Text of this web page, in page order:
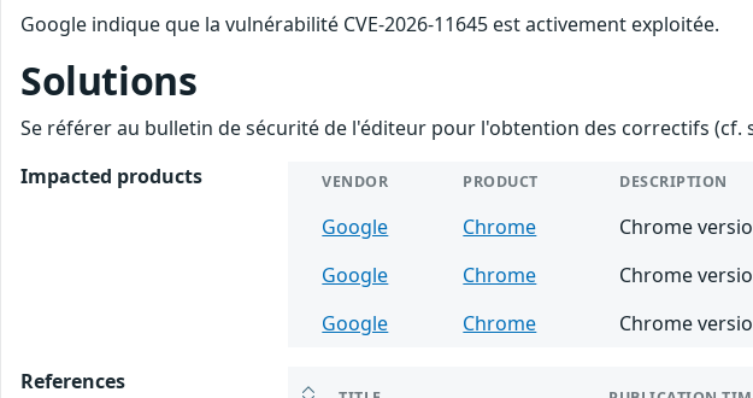
Google indique que la vulnérabilité CVE-2026-11645 est activement exploitée.
Solutions
Se référer au bulletin de sécurité de l'éditeur pour l'obtention des correctifs (cf.
Impacted products
VENDOR PRODUCT DESCRIPTION
Google Chrome
Chrome
Google
Chrome
Chrome
Google
Chrome Chrome
References